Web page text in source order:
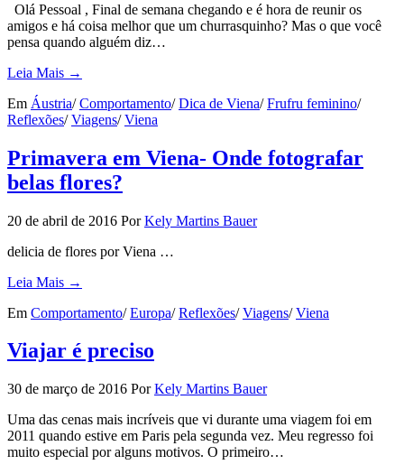
Olá Pessoal , Final de semana chegando e é hora de reunir os
amigos e há coisa melhor que um churrasquinho? Mas o que você
pensa quando alguém diz…
Leia Mais →
Em Áustria/ Comportamento/ Dica de Viena/ Frufru feminino/
Reflexões/ Viagens/ Viena
Primavera em Viena- Onde fotografar
belas flores?
20 de abril de 2016 Por Kely Martins Bauer
delicia de flores por Viena …
Leia Mais →
Em Comportamento/ Europa/ Reflexões/ Viagens/ Viena
Viajar é preciso
30 de março de 2016 Por Kely Martins Bauer
Uma das cenas mais incríveis que vi durante uma viagem foi em
2011 quando estive em Paris pela segunda vez. Meu regresso foi
muito especial por alguns motivos. O primeiro…